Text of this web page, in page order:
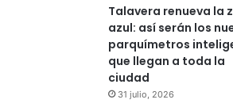
Talavera renueva la
azul: así serán los
parquímetros
que llegan a toda la
ciudad
31 julio, 2026